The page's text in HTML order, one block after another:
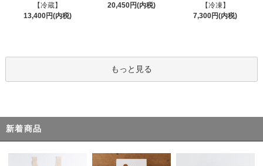
【冷蔵】
13,400円(内税)
20,450円(内税)
【冷凍】
7,300円(内税)
もっと見る
新着商品